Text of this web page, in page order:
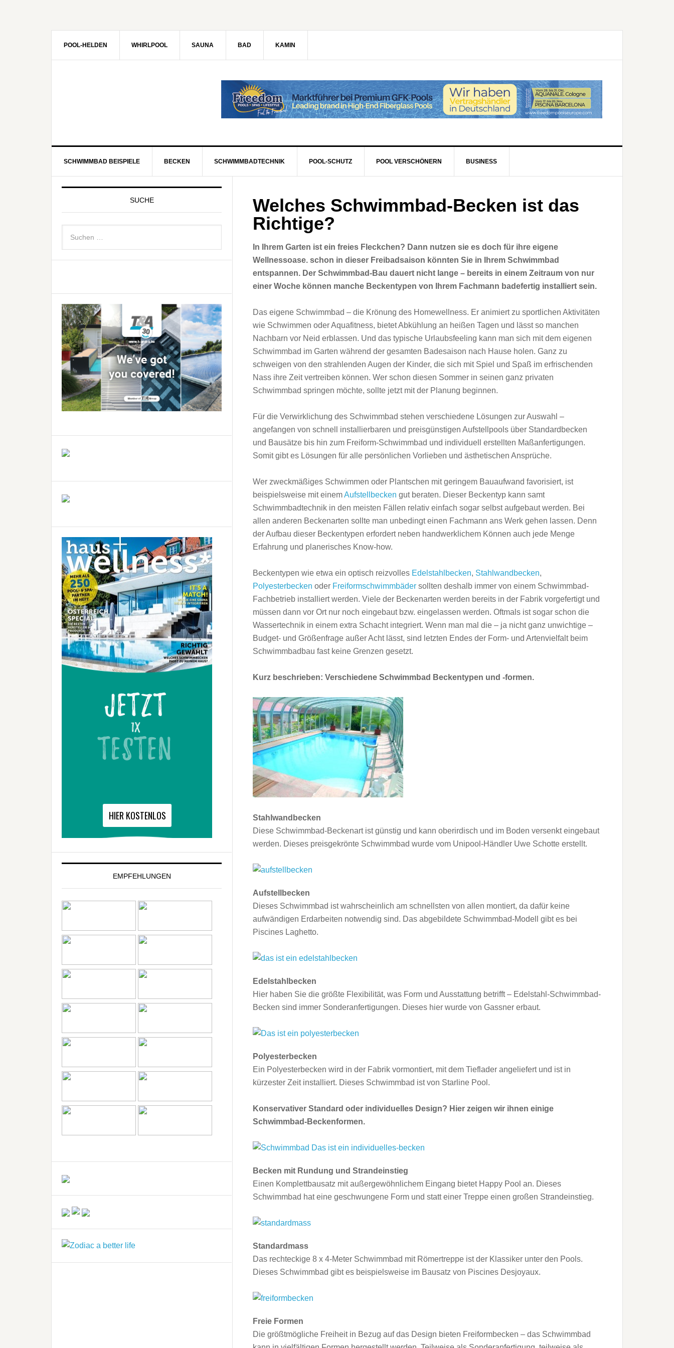
POOL-HELDEN WHIRLPOOL SAUNA BAD KAMIN
SCHWIMMBAD BEISPIELE BECKEN SCHWIMMBADTECHNIK POOL-SCHUTZ POOL VERSCHÖNERN BUSINESS
Welches Schwimmbad-Becken ist das
Richtige?
In Ihrem Garten ist ein freies Fleckchen? Dann nutzen sie es doch für ihre eigene
Wellnessoase. schon in dieser Freibadsaison könnten Sie in Ihrem Schwimmbad
entspannen. Der Schwimmbad-Bau dauert nicht lange – bereits in einem Zeitraum von nur
einer Woche können manche Beckentypen von Ihrem Fachmann badefertig installiert sein.
Das eigene Schwimmbad – die Krönung des Homewellness. Er animiert zu sportlichen Aktivitäten
wie Schwimmen oder Aquafitness, bietet Abkühlung an heißen Tagen und lässt so manchen
Nachbarn vor Neid erblassen. Und das typische Urlaubsfeeling kann man sich mit dem eigenen
Schwimmbad im Garten während der gesamten Badesaison nach Hause holen. Ganz zu
schweigen von den strahlenden Augen der Kinder, die sich mit Spiel und Spaß im erfrischenden
Nass ihre Zeit vertreiben können. Wer schon diesen Sommer in seinen ganz privaten
Schwimmbad springen möchte, sollte jetzt mit der Planung beginnen.
Für die Verwirklichung des Schwimmbad stehen verschiedene Lösungen zur Auswahl –
angefangen von schnell installierbaren und preisgünstigen Aufstellpools über Standardbecken
und Bausätze bis hin zum Freiform-Schwimmbad und individuell erstellten Maßanfertigungen.
Somit gibt es Lösungen für alle persön­lichen Vorlieben und ästhetischen Ansprüche.
Wer zweckmäßiges Schwimmen oder Plantschen mit geringem Bauaufwand favorisiert, ist
beispielsweise mit einemAufstellbecken gut beraten. Dieser Beckentyp kann samt
Schwimmbadtechnik in den meisten Fällen relativ einfach sogar selbst aufgebaut werden. Bei
allen anderen Beckenarten sollte man unbedingt einen Fachmann ans Werk gehen lassen. Denn
der Aufbau dieser Beckentypen erfordert neben handwerklichem Können auch jede Menge
Erfahrung und planerisches Know-how.
Beckentypen wie etwa ein optisch reizvolles Edelstahlbecken, Stahlwandbecken,
Polyesterbecken oder Freiformschwimmbäder sollten deshalb immer von einem Schwimmbad-
Fachbetrieb ins­talliert werden. Viele der Beckenarten werden bereits in der Fabrik vorgefertigt und
müssen dann vor Ort nur noch eingebaut bzw. eingelassen werden. Oftmals ist sogar schon die
Wassertechnik in einem extra Schacht integriert. Wenn man mal die – ja nicht ganz unwichtige –
Budget- und Größenfrage außer Acht lässt, sind letzten Endes der Form- und Artenvielfalt beim
Schwimmbadbau fast keine Grenzen gesetzt.
Kurz beschrieben: Verschiedene Schwimmbad Beckentypen und -formen.
Stahlwandbecken
Diese Schwimmbad-Beckenart ist günstig und kann ober­irdisch und im Boden versenkt eingebaut
werden. Dieses preisgekrönte Schwimm­bad wurde vom Unipool-Händler Uwe Schotte erstellt.
Aufstellbecken
Dieses Schwimmbad ist wahrscheinlich am schnells­ten von allen montiert, da dafür keine
aufwändigen Erdarbeiten notwendig sind. Das ab­ge­bildete Schwimmbad-Modell gibt es bei
Piscines Laghetto.
Edelstahlbecken
Hier haben Sie die größte Flexibilität, was Form und Ausstattung betrifft – Edel­stahl­-Schwimmbad-
Becken sind immer Sonderanfertigungen. Dieses hier wurde von Gassner erbaut.
Polyesterbecken
Ein Polyesterbecken wird in der Fabrik vormontiert, mit dem Tieflader angeliefert und ist in
kürzester Zeit installiert. Dieses Schwimmbad ist von Starline Pool.
Konservativer Standard oder individuelles Design? Hier zeigen wir ihnen einige
Schwimmbad-Beckenformen.
Becken mit Rundung und Strandeinstieg
Einen Komplettbausatz mit außergewöhnlichem Eingang bietet Happy Pool an. Dieses
Schwimmbad hat eine geschwungene Form und statt einer Treppe einen großen Strandeinstieg.
Standardmass
Das rechteckige 8 x 4-Meter Schwimmbad mit Römer­treppe ist der Klassiker unter den Pools.
Dieses Schwimmbad gibt es beispielsweise im Bausatz von Piscines Desjoyaux.
Freie Formen
Die größtmögliche Freiheit in Bezug auf das Design bie­ten Freiformbecken – das Schwimmbad
SUCHE
EMPFEHLUNGEN